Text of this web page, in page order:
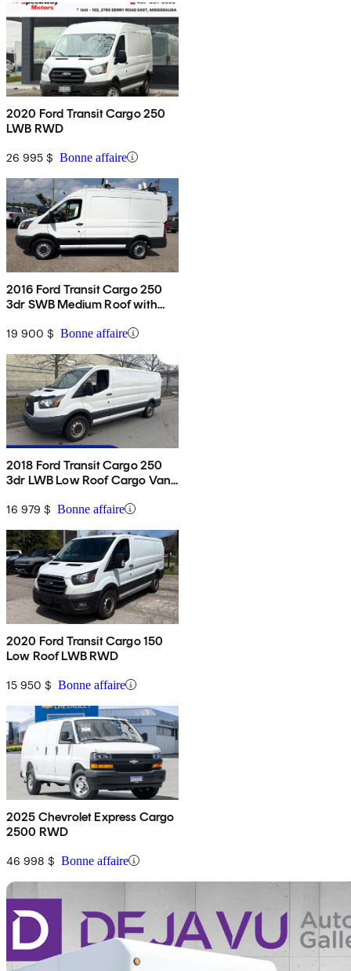
2020 Ford Transit Cargo 250
LWB RWD
26 995 $ Bonne affaire
2016 Ford Transit Cargo 250
3dr SWB Medium Roof with
19 900 $ Bonne affaire
2018 Ford Transit Cargo 250
3dr LWB Low Roof Cargo Van
Doors
16 979 $ Bonne affaire
2020 Ford Transit Cargo 150
Low Roof LWB RWD
15 950 $ Bonne affaire
2025 Chevrolet Express Cargo
2500 RWD
46 998 $ Bonne affaire